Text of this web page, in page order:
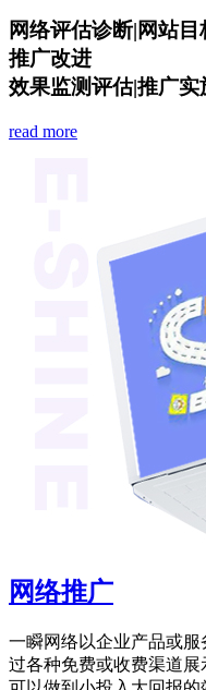
网络评估诊断|网站
推广改进
效果监测评估|推广实
read more
网络推广
一瞬网络以企业产品或
过各种免费或收费渠道